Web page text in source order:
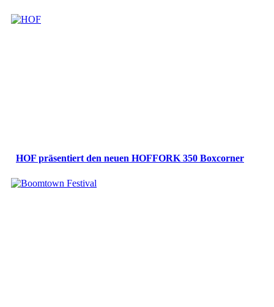
HOF präsentiert den neuen HOFFORK 350 Boxcorner